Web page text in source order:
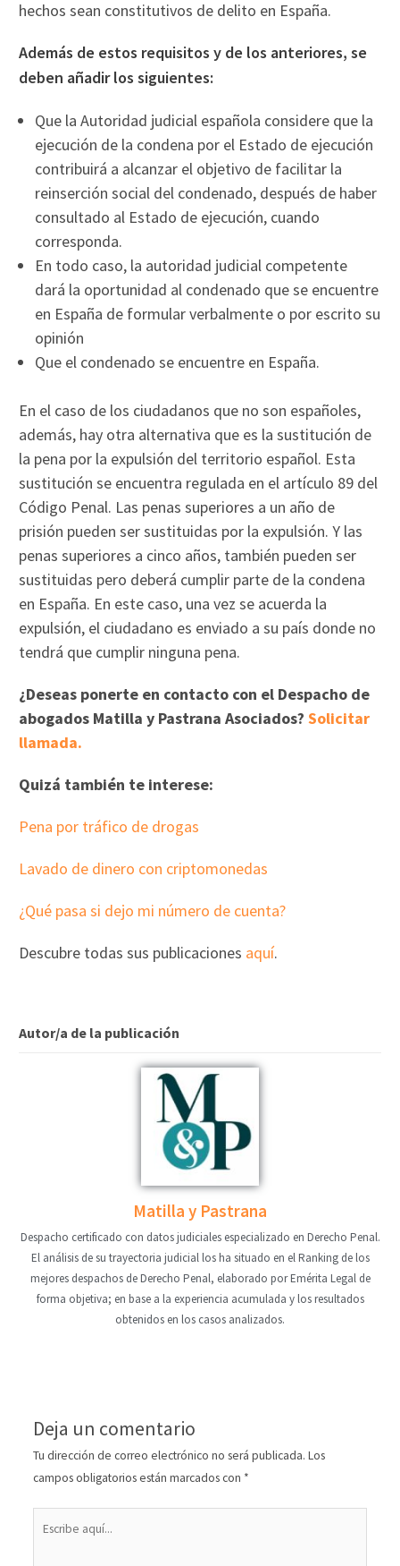
hechos sean constitutivos de delito en España.
Además de estos requisitos y de los anteriores, se
deben añadir los siguientes:
Que la Autoridad judicial española considere que la
ejecución de la condena por el Estado de ejecución
contribuirá a alcanzar el objetivo de facilitar la
reinserción social del condenado, después de haber
consultado al Estado de ejecución, cuando
corresponda.
En todo caso, la autoridad judicial competente
dará la oportunidad al condenado que se encuentre
en España de formular verbalmente o por escrito su
opinión
Que el condenado se encuentre en España.
En el caso de los ciudadanos que no son españoles,
además, hay otra alternativa que es la sustitución de
la pena por la expulsión del territorio español. Esta
sustitución se encuentra regulada en el artículo 89 del
Código Penal. Las penas superiores a un año de
prisión pueden ser sustituidas por la expulsión. Y las
penas superiores a cinco años, también pueden ser
sustituidas pero deberá cumplir parte de la condena
en España. En este caso, una vez se acuerda la
expulsión, el ciudadano es enviado a su país donde no
tendrá que cumplir ninguna pena.
¿Deseas ponerte en contacto con el Despacho de
abogados Matilla y Pastrana Asociados? Solicitar
llamada.
Quizá también te interese:
Pena por tráfico de drogas
Lavado de dinero con criptomonedas
¿Qué pasa si dejo mi número de cuenta?
Descubre todas sus publicaciones aquí.
Autor/a de la publicación
Matilla y Pastrana
Despacho certificado con datos judiciales especializado en Derecho Penal.
El análisis de su trayectoria judicial los ha situado en el Ranking de los
mejores despachos de Derecho Penal, elaborado por Emérita Legal de
forma objetiva; en base a la experiencia acumulada y los resultados
obtenidos en los casos analizados.
Deja un comentario
Tu dirección de correo electrónico no será publicada. Los
campos obligatorios están marcados con *